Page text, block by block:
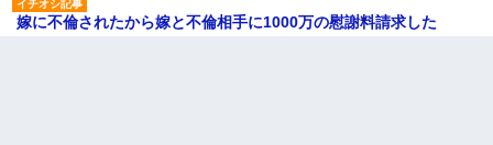
嫁に不倫されたから嫁と不倫相手に1000万の慰謝料請求した